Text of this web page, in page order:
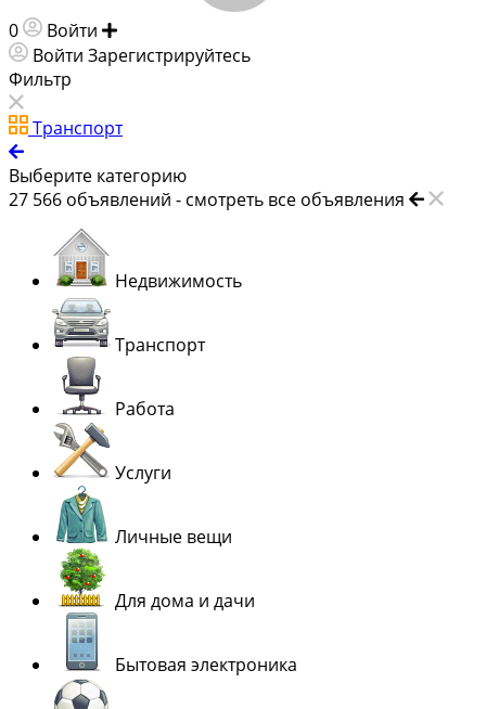
0 Войти
Войти Зарегистрируйтесь
Фильтр
Транспорт
Выберите категорию
27 566 объявлений - смотреть все объявления
Недвижимость
Транспорт
Работа
Услуги
Личные вещи
Для дома и дачи
Бытовая электроника